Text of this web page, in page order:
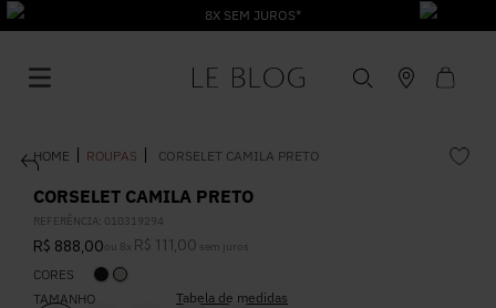
8X SEM JUROS*
ROUPAS CORSELET CAMILA PRETO
CORSELET CAMILA PRETO
REFERÊNCIA: 010319294
R$ 888,00 ou 8 x R$ 111 00 sem juros
CORES
TAMANHO
Tabela de medidas
1º Vestido